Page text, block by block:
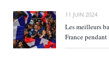
11 JUIN 2024
Les meilleurs
France